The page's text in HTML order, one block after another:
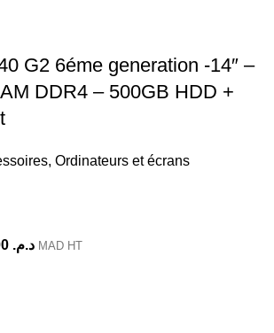
G2 6éme generation -14″ –
DDR4 – 500GB HDD +
, Ordinateurs et écrans
د.م. MAD HT